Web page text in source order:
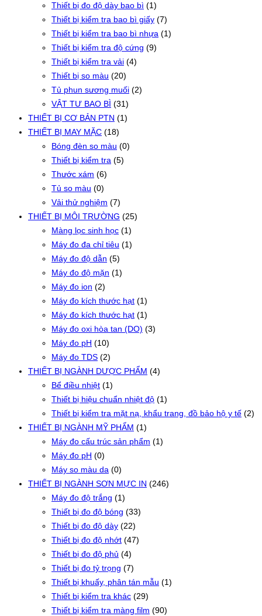
Thiết bị đo độ dày bao bì (1)
Thiết bị kiểm tra bao bì giấy (7)
Thiết bị kiểm tra bao bì nhựa (1)
Thiết bị kiểm tra độ cứng (9)
Thiết bị kiểm tra vải (4)
Thiết bị so màu (20)
Tủ phun sương muối (2)
VẬT TƯ BAO BÌ (31)
THIẾT BỊ CƠ BẢN PTN (1)
THIẾT BỊ MAY MẶC (18)
Bóng đèn so màu (0)
Thiết bị kiểm tra (5)
Thước xám (6)
Tủ so màu (0)
Vải thử nghiệm (7)
THIẾT BỊ MÔI TRƯỜNG (25)
Màng lọc sinh học (1)
Máy đo đa chỉ tiêu (1)
Máy đo độ dẫn (5)
Máy đo độ mặn (1)
Máy đo ion (2)
Máy đo kích thước hạt (1)
Máy đo kích thước hạt (1)
Máy đo oxi hòa tan (DO) (3)
Máy đo pH (10)
Máy đo TDS (2)
THIẾT BỊ NGÀNH DƯỢC PHẨM (4)
Bể điều nhiệt (1)
Thiết bị hiệu chuẩn nhiệt độ (1)
Thiết bị kiểm tra mặt nạ, khẩu trang, đồ bảo hộ y tế (2)
THIẾT BỊ NGÀNH MỸ PHẨM (1)
Máy đo cấu trúc sản phẩm (1)
Máy đo pH (0)
Máy so màu da (0)
THIẾT BỊ NGÀNH SƠN MỰC IN (246)
Máy đo độ trắng (1)
Thiết bị đo độ bóng (33)
Thiết bị đo độ dày (22)
Thiết bị đo độ nhớt (47)
Thiết bị đo độ phủ (4)
Thiết bị đo tỷ trọng (7)
Thiết bị khuấy, phân tán mẫu (1)
Thiết bị kiểm tra khác (29)
Thiết bị kiểm tra màng film (90)